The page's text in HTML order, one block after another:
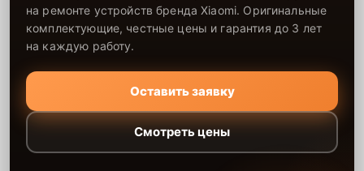
на ремонте устройств бренда Xiaomi. Оригинальные
комплектующие, честные цены и гарантия до 3 лет
на каждую работу.
Оставить заявку
Смотреть цены